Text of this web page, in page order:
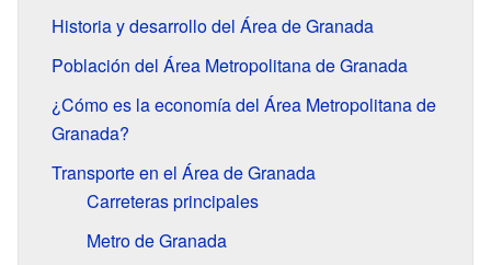
Historia y desarrollo del Área de Granada
Población del Área Metropolitana de Granada
¿Cómo es la economía del Área Metropolitana de
Granada?
Transporte en el Área de Granada
Carreteras principales
Metro de Granada